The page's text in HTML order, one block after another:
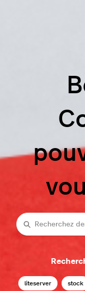
liteserver stock